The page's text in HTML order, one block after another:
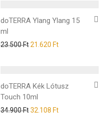
doTERRA Ylang Ylang 15
ml
23.500Ft21.620 Ft
doTERRA Kék Lótusz
Touch 10ml
34.900Ft32.108 Ft